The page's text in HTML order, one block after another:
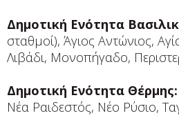
Δημοτική Ενότητα
σταθμοί), Άγιος Αντώνιος,
Λιβάδι, Μονοπήγαδο,
Δημοτική Ενότητα Θέρμης:
Νέα Ραιδεστός, Νέο Ρύσιο,